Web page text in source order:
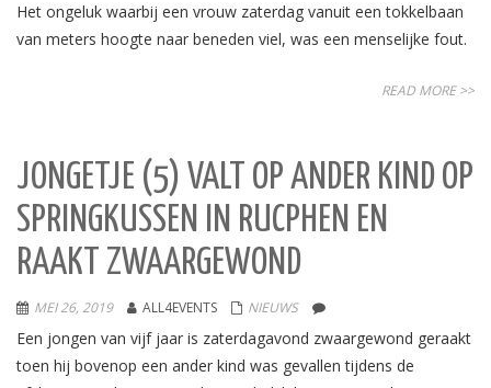
Het ongeluk waarbij een vrouw zaterdag vanuit een tokkelbaan
van meters hoogte naar beneden viel, was een menselijke fout.
READ MORE >>
JONGETJE (5) VALT OP ANDER KIND OP
SPRINGKUSSEN IN RUCPHEN EN
RAAKT ZWAARGEWOND
MEI 26, 2019 ALL4EVENTS NIEUWS
Een jongen van vijf jaar is zaterdagavond zwaargewond geraakt
toen hij bovenop een ander kind was gevallen tijdens de